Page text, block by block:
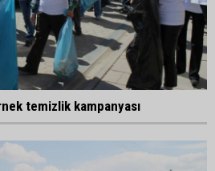
temizlik kampanyası